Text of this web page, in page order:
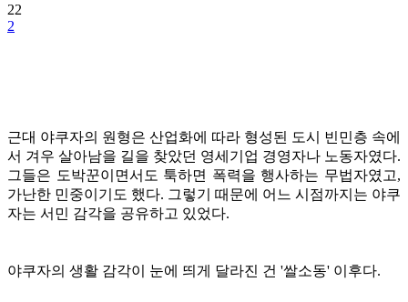
22
2
근대 야쿠자의 원형은 산업화에 따라 형성된 도시 빈민층 속에
서 겨우 살아남을 길을 찾았던 영세기업 경영자나 노동자였다.
그들은 도박꾼이면서도 툭하면 폭력을 행사하는 무법자였고,
가난한 민중이기도 했다. 그렇기 때문에 어느 시점까지는 야쿠
자는 서민 감각을 공유하고 있었다.
야쿠자의 생활 감각이 눈에 띄게 달라진 건 '쌀소동' 이후다.